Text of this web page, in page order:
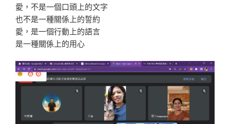
愛，不是一個口頭上的文字
也不是一種關係上的誓約
愛，是一個行動上的語言
是一種關係上的用心